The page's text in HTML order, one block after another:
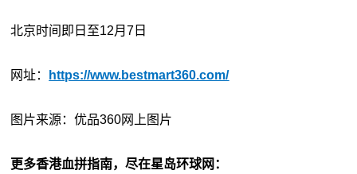
北京时间即日至12月7日
网址： https://www.bestmart360.com/
图片来源：优品360网上图片
更多香港血拼指南，尽在星岛环球网：